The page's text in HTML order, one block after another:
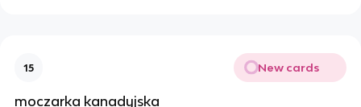
15 New cards
moczarka kanadyjska